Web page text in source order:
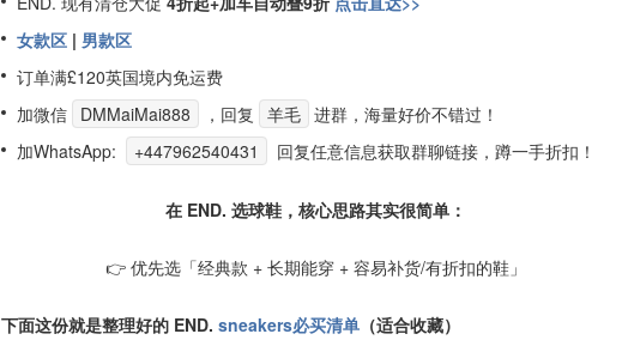
女款区 | 男款区
订单满£120英国境内免运费
加微信 DMMaiMai888 ，回复 羊毛 进群，海量好价不错过！
加WhatsApp:
+447962540431 回复任意信息获取群聊链接，蹲一手折扣！
在 END. 选球鞋，核心思路其实很简单：
👉 优先选「经典款 + 长期能穿 + 容易补货/有折扣的鞋」
下面这份就是整理好的 END. sneakers必买清单 （适合收藏）